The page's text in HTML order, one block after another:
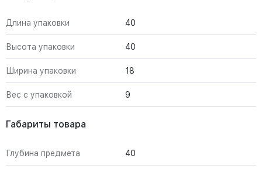
Длина упаковки 40
Высота упаковки 40
Ширина упаковки 18
Вес с упаковкой 9
Габариты товара
Глубина предмета 40